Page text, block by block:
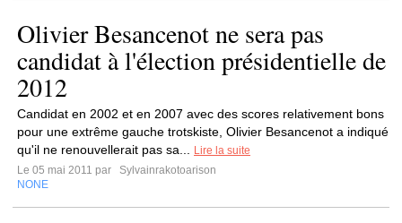
Olivier Besancenot ne sera pas
candidat à l'élection présidentielle de
2012
Candidat en 2002 et en 2007 avec des scores relativement bons
pour une extrême gauche trotskiste, Olivier Besancenot a indiqué
qu'il ne renouvellerait pas sa...
Lire la suite
Le 05 mai 2011 par
Sylvainrakotoarison
NONE